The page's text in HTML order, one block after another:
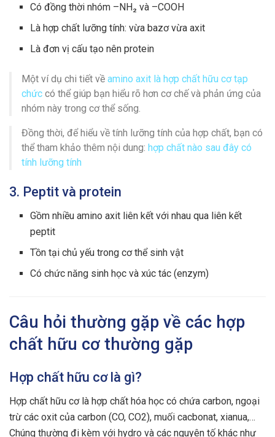
Có đồng thời nhóm –NH₂ và –COOH
Là hợp chất lưỡng tính: vừa bazơ vừa axit
Là đơn vị cấu tạo nên protein
Một ví dụ chi tiết về amino axit là hợp chất hữu cơ tạp
chức có thể giúp bạn hiểu rõ hơn cơ chế và phản ứng của
nhóm này trong cơ thể sống.
Đồng thời, để hiểu về tính lưỡng tính của hợp chất, bạn có
thể tham khảo thêm nội dung: hợp chất nào sau đây có
tính lưỡng tính
3. Peptit và protein
Gồm nhiều amino axit liên kết với nhau qua liên kết
peptit
Tồn tại chủ yếu trong cơ thể sinh vật
Có chức năng sinh học và xúc tác (enzym)
Câu hỏi thường gặp về các hợp
chất hữu cơ thường gặp
Hợp chất hữu cơ là gì?
Hợp chất hữu cơ là hợp chất hóa học có chứa carbon, ngoại
trừ các oxit của carbon (CO, CO2), muối cacbonat, xianua,…
Chúng thường đi kèm với hydro và các nguyên tố khác như